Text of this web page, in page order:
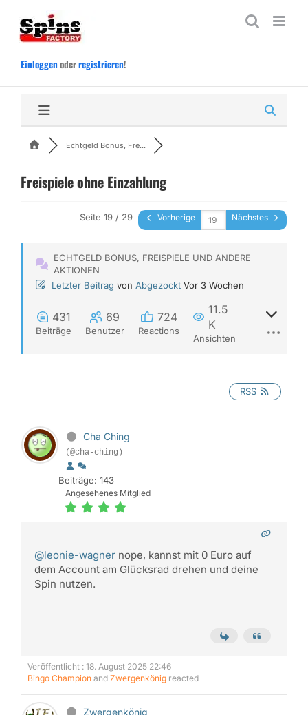
Inhalt
springen
Einloggenoderregistrieren!
Echtgeld Bonus, Fre...
Freispiele ohne Einzahlung
Seite 19 / 29 Vorherige Nächstes
ECHTGELD BONUS, FREISPIELE UND ANDERE
AKTIONEN
Letzter Beitrag von Abgezockt Vor 3 Wochen
431
Beiträge
69
Benutzer
724
Reactions
11.5
K
Ansichten
RSS
Cha Ching
(@cha-ching)
Beiträge: 143
Angesehenes Mitglied
@leonie-wagner nope, kannst mit 0 Euro auf
dem Account am Glücksrad drehen und deine
Spin nutzen.
Veröffentlicht : 18. August 2025 22:46
Bingo Champion and Zwergenkönig reacted
Zwergenkönig